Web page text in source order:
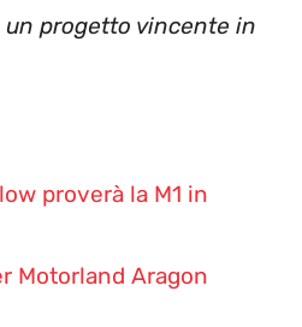
progetto vincente in
proverà la M1 in
Motorland Aragon